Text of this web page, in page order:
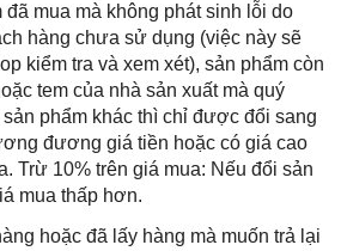
mua mà không phát sinh lỗi do
hàng chưa sử dụng (việc này sẽ
kiểm tra và xem xét), sản phẩm còn
tem của nhà sản xuất mà quý
phẩm khác thì chỉ được đổi sang
đương giá tiền hoặc có giá cao
Trừ 10% trên giá mua: Nếu đổi sản
mua thấp hơn.
hoặc đã lấy hàng mà muốn trả lại